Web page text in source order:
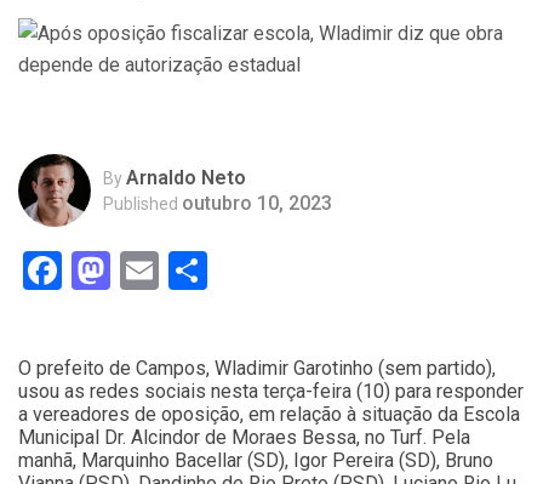
ByArnaldo Neto
Published outubro 10, 2023
Facebook
Mastodon
Email
O prefeito de Campos, Wladimir Garotinho (sem partido),
usou as redes sociais nesta terça-feira (10) para responder
a vereadores de oposição, em relação à situação da Escola
Municipal Dr. Alcindor de Moraes Bessa, no Turf. Pela
manhã, Marquinho Bacellar (SD), Igor Pereira (SD), Bruno